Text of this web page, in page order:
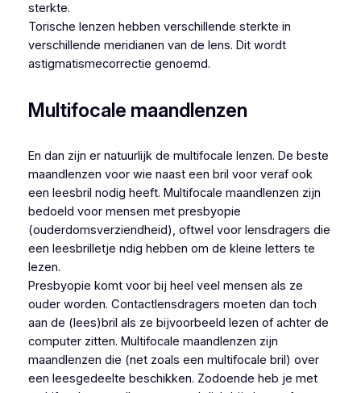
sterkte.
Torische lenzen hebben verschillende sterkte in
verschillende meridianen van de lens. Dit wordt
astigmatismecorrectie genoemd.
Multifocale maandlenzen
En dan zijn er natuurlijk de multifocale lenzen. De beste
maandlenzen voor wie naast een bril voor veraf ook
een leesbril nodig heeft. Multifocale maandlenzen zijn
bedoeld voor mensen met presbyopie
(ouderdomsverziendheid), oftwel voor lensdragers die
een leesbrilletje ndig hebben om de kleine letters te
lezen.
Presbyopie komt voor bij heel veel mensen als ze
ouder worden. Contactlensdragers moeten dan toch
aan de (lees)bril als ze bijvoorbeeld lezen of achter de
computer zitten. Multifocale maandlenzen zijn
maandlenzen die (net zoals een multifocale bril) over
een leesgedeelte beschikken. Zodoende heb je met